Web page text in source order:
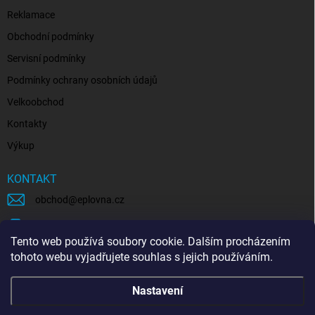
Tento web používá soubory cookie. Dalším procházením
tohoto webu vyjadřujete souhlas s jejich používáním.
Nastavení
Reklamace
Obchodní podmínky
Servisní podmínky
Podmínky ochrany osobních údajů
Velkoobchod
Kontakty
Výkup
KONTAKT
obchod @eplovna.cz
eplovna.cz